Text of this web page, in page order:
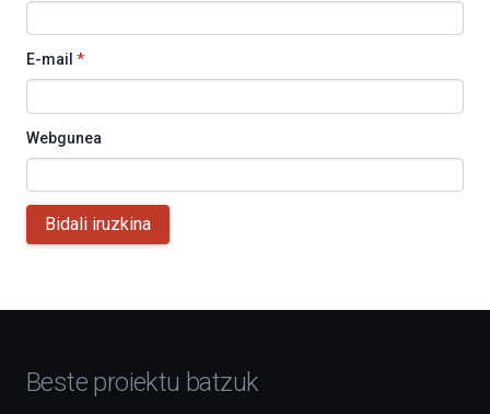
E-mail *
Webgunea
Bidali iruzkina
Beste proiektu batzuk